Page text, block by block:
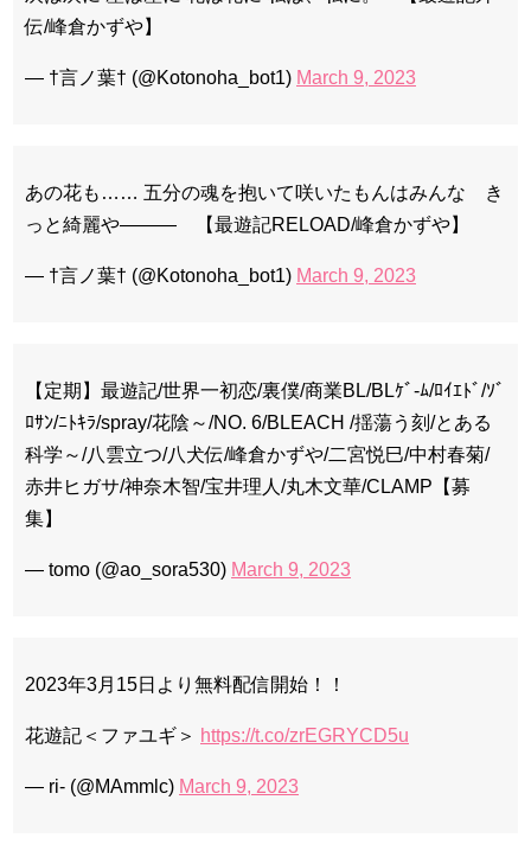
YUCHUN ♥ LOVE 15 「成均館 5話」
리고 그려도 (Miss You In My Heart)
俳優カン・ギヨン、突然の熱愛宣言…「キム秘書がなぜそう
伝/峰倉かずや】
— †言ノ葉† (@Kotonoha_bot1) March 9, 2023
あの花も…… 五分の魂を抱いて咲いたもんはみんな き
っと綺麗や――― 【最遊記RELOAD/峰倉かずや】
— †言ノ葉† (@Kotonoha_bot1) March 9, 2023
【定期】最遊記/世界一初恋/裏僕/商業BL/BLｹﾞ-ﾑ/ﾛｲｴﾄﾞ/ｿﾞ
ﾛｻﾝ/ﾆﾄｷﾗ/spray/花陰～/NO. 6/BLEACH /揺蕩う刻/とある
科学～/八雲立つ/八犬伝/峰倉かずや/二宮悦巳/中村春菊/
赤井ヒガサ/神奈木智/宝井理人/丸木文華/CLAMP【募
集】
— tomo (@ao_sora530) March 9, 2023
2023年3月15日より無料配信開始！！
花遊記＜ファユギ＞ https://t.co/zrEGRYCD5u
— ri- (@MAmmlc) March 9, 2023